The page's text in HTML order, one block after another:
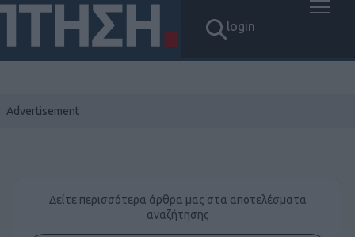
login
Δείτε περισσότερα άρθρα μας στα αποτελέσματα
αναζήτησης